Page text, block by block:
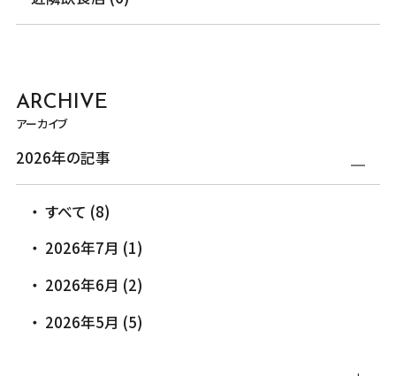
ARCHIVE
アーカイブ
2026年の記事
すべて (8)
2026年7月 (1)
2026年6月 (2)
2026年5月 (5)